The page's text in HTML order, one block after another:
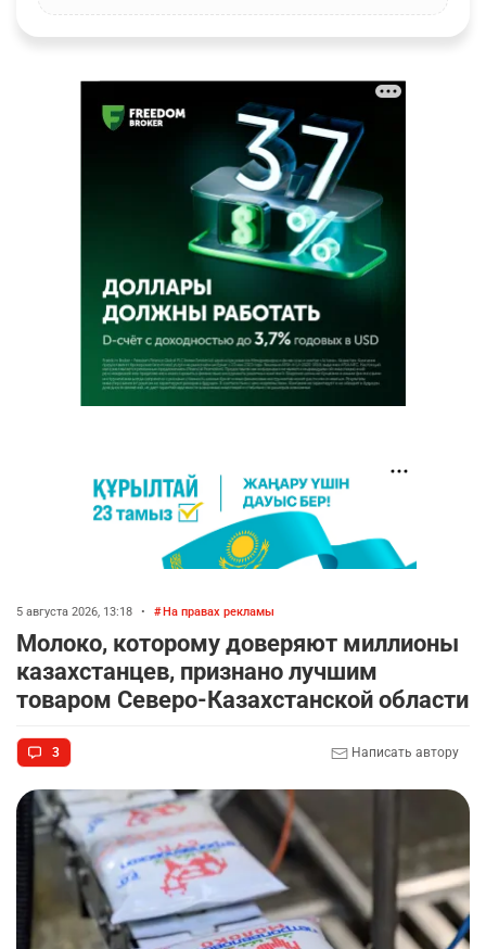
5 августа 2026, 13:18 • На правах рекламы
Молоко, которому доверяют миллионы
казахстанцев, признано лучшим
товаром Северо-Казахстанской области
3 Написать автору